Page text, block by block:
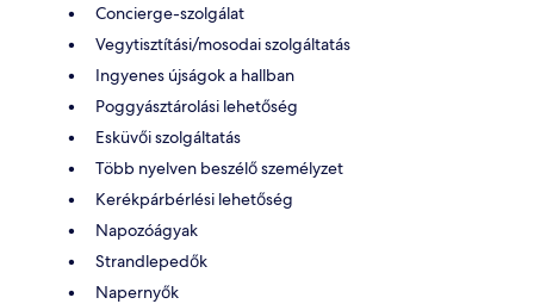
Concierge-szolgálat
Vegytisztítási/mosodai szolgáltatás
Ingyenes újságok a hallban
Poggyásztárolási lehetőség
Esküvői szolgáltatás
Több nyelven beszélő személyzet
Kerékpárbérlési lehetőség
Napozóágyak
Strandlepedők
Napernyők